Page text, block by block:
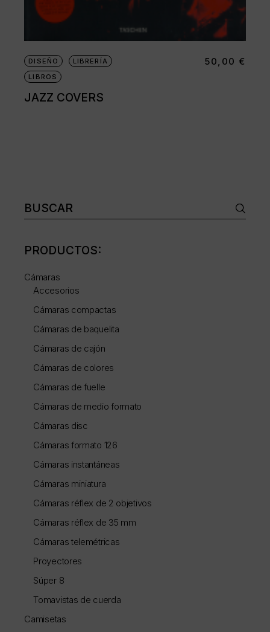
DISEÑO
LIBRERÍA
LIBROS
JAZZ COVERS
50,00 €
Buscar:
PRODUCTOS:
Cámaras
Accesorios
Cámaras compactas
Cámaras de baquelita
Cámaras de cajón
Cámaras de colores
Cámaras de fuelle
Cámaras de medio formato
Cámaras disc
Cámaras formato 126
Cámaras instantáneas
Cámaras miniatura
Cámaras réflex de 2 objetivos
Cámaras réflex de 35 mm
Cámaras telemétricas
Proyectores
Súper 8
Tomavistas de cuerda
Camisetas